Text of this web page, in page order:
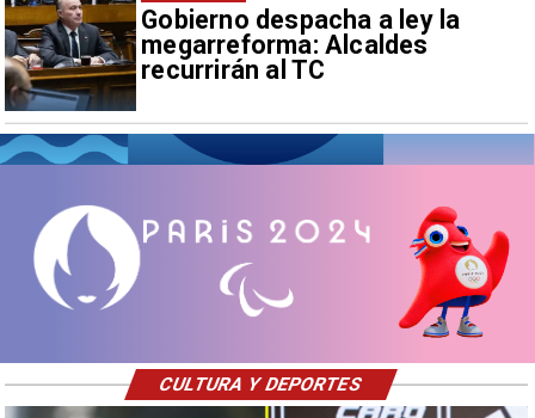
Gobierno despacha a ley la
megarreforma: Alcaldes
recurrirán al TC
CULTURA Y DEPORTES